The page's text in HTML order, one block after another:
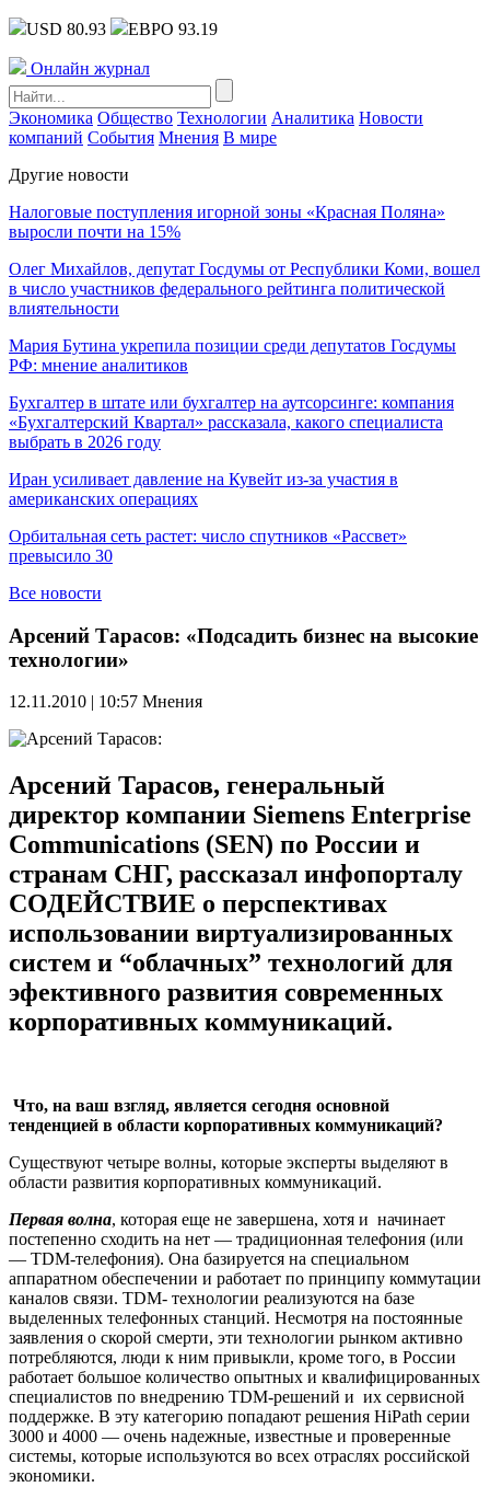
USD 80.93 ЕВРО 93.19
Онлайн журнал
Экономика Общество Технологии Аналитика Новости
компаний События Мнения В мире
Другие новости
Налоговые поступления игорной зоны «Красная Поляна»
выросли почти на 15%
Олег Михайлов, депутат Госдумы от Республики Коми, вошел
в число участников федерального рейтинга политической
влиятельности
Мария Бутина укрепила позиции среди депутатов Госдумы
РФ: мнение аналитиков
Бухгалтер в штате или бухгалтер на аутсорсинге: компания
«Бухгалтерский Квартал» рассказала, какого специалиста
выбрать в 2026 году
Иран усиливает давление на Кувейт из-за участия в
американских операциях
Орбитальная сеть растет: число спутников «Рассвет»
превысило 30
Все новости
Арсений Тарасов: «Подсадить бизнес на высокие
технологии»
12.11.2010 | 10:57 Мнения
Арсений Тарасов, генеральный
директор компании Siemens Enterprise
Communications (SEN) по России и
странам СНГ, рассказал инфопорталу
СОДЕЙСТВИЕ о перспективах
использовании виртуализированных
систем и “облачных” технологий для
эфективного развития современных
корпоративных коммуникаций.
Что, на ваш взгляд, является сегодня основной
тенденцией в области корпоративных коммуникаций?
Существуют четыре волны, которые эксперты выделяют в
области развития корпоративных коммуникаций.
Первая волна, которая еще не завершена, хотя и начинает
постепенно сходить на нет — традиционная телефония (или
— TDM-телефония). Она базируется на специальном
аппаратном обеспечении и работает по принципу коммутации
каналов связи. TDM- технологии реализуются на базе
выделенных телефонных станций. Несмотря на постоянные
заявления о скорой смерти, эти технологии рынком активно
потребляются, люди к ним привыкли, кроме того, в России
работает большое количество опытных и квалифицированных
специалистов по внедрению TDM-решений и их сервисной
поддержке. В эту категорию попадают решения HiPath серии
3000 и 4000 — очень надежные, известные и проверенные
системы, которые используются во всех отраслях российской
экономики.